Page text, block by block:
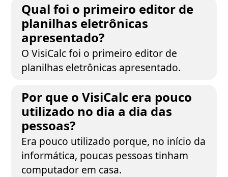
Qual foi o primeiro editor de
planilhas eletrônicas
apresentado?
O VisiCalc foi o primeiro editor de
planilhas eletrônicas apresentado.
Por que o VisiCalc era pouco
utilizado no dia a dia das
pessoas?
Era pouco utilizado porque, no início da
informática, poucas pessoas tinham
computador em casa.